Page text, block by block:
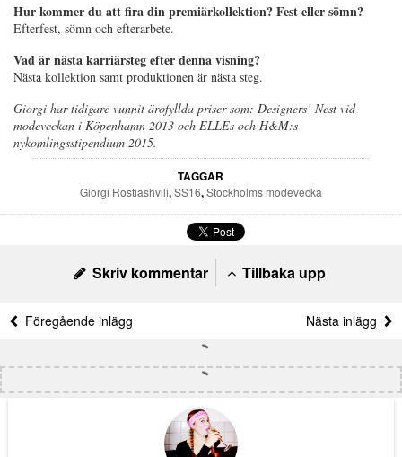
Hur kommer du att fira din premiärkollektion? Fest eller sömn?
Efterfest, sömn och efterarbete.
Vad är nästa karriärsteg efter denna visning?
Nästa kollektion samt produktionen är nästa steg.
Giorgi har tidigare vunnit ärofyllda priser som: Designers’ Nest vid
modeveckan i Köpenhamn 2013 och ELLEs och H&M:s
nykomlingsstipendium 2015.
TAGGAR
Giorgi Rostiashvili,SS16,Stockholms modevecka
Skriv kommentar Tillbaka upp
Föregående inlägg Nästa inlägg